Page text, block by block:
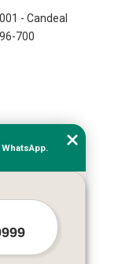
- Candeal
700
WhatsApp.